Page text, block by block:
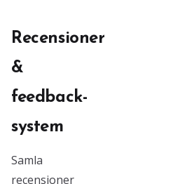
Recensioner
&
feedback-
system
Samla
recensioner